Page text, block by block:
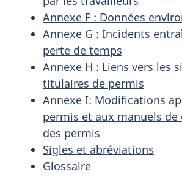
Annexe F : Données
Annexe G : Incidents
perte de temps
Annexe H : Liens vers les
titulaires de permis
Annexe I: Modifications
permis et aux manuels
des permis
Sigles et abréviations
Glossaire